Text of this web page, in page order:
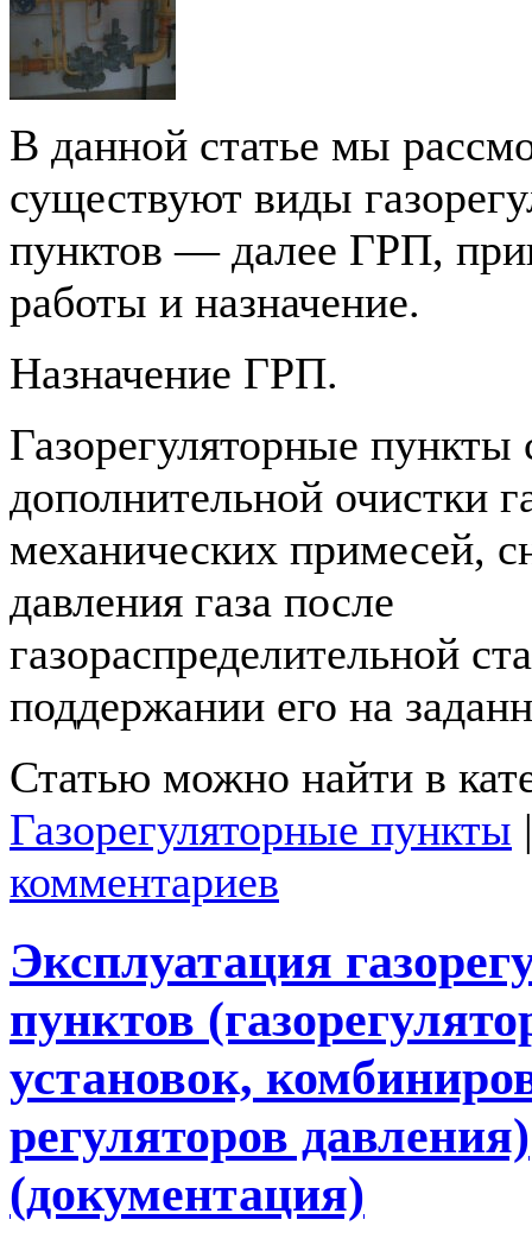
В данной статье мы
существуют виды
пунктов — далее ГРП,
работы и назначение.
Назначение ГРП.
Газорегуляторные пункты
дополнительной очистки
механических примесей,
давления газа после
газораспределительной
поддержании его на
Статью можно найти в
Газорегуляторные пункты
комментариев
Эксплуатация
пунктов
установок,
регуляторов давления)
(документация)